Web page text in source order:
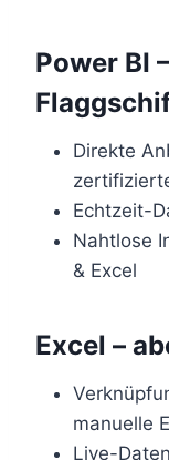
Power BI
Direkte
Echtzeit-
Nahtlose
& Excel
Excel –
manuelle
Live-